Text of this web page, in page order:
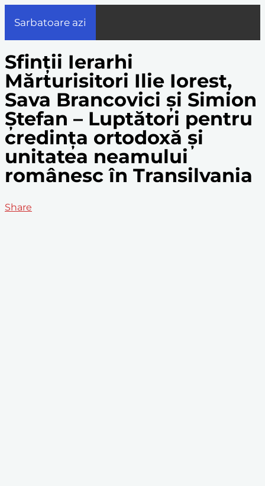
Sarbatoare azi
Sfinții Ierarhi
Mărturisitori Ilie Iorest,
Sava Brancovici și Simion
Ștefan – Luptători pentru
credința ortodoxă și
unitatea neamului
românesc în Transilvania
Share